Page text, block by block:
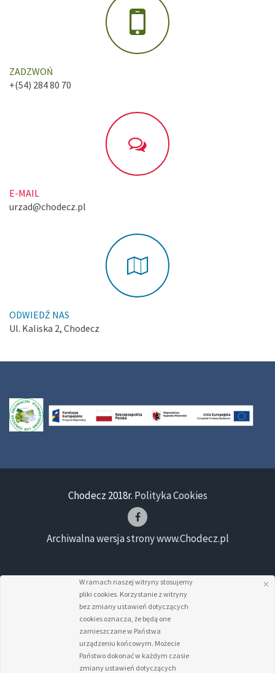
ZADZWOŃ
+(54) 284 80 70
E-MAIL
urzad@chodecz.pl
ODWIEDŹ NAS
Ul. Kaliska 2, Chodecz
Chodecz 2018r. Polityka Cookies
Archiwalna wersja strony www.Chodecz.pl
W ramach naszej witryny stosujemy
pliki cookies. Korzystanie z witryny
bez zmiany ustawień dotyczących
cookies oznacza, że będą one
zamieszczane w Państwa
urządzeniu końcowym. Możecie
Państwo dokonać w każdym czasie
zmiany ustawień dotyczących